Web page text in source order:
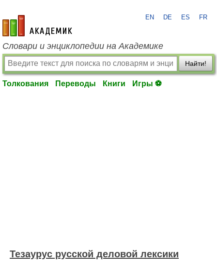
academic.ru
EN DE ES FR
Словари и энциклопедии на Академике
Найти!
Толкования Переводы Книги Игры ⚽
Тезаурус русской деловой лексики